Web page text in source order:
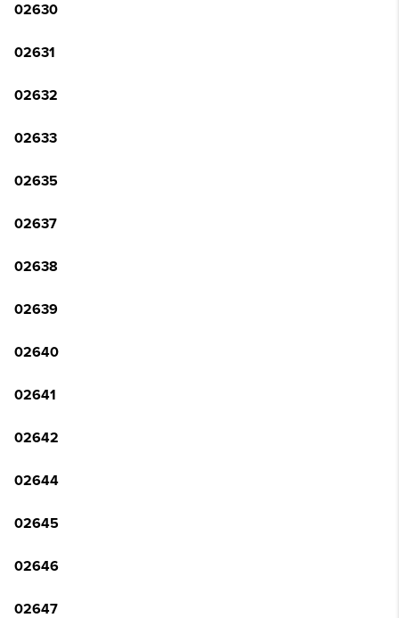
02630
02631
02632
02633
02635
02637
02638
02639
02640
02641
02642
02644
02645
02646
02647